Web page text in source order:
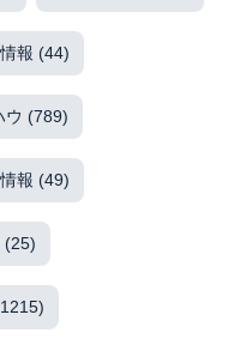
報 (44)
ウ (789)
報 (49)
(25)